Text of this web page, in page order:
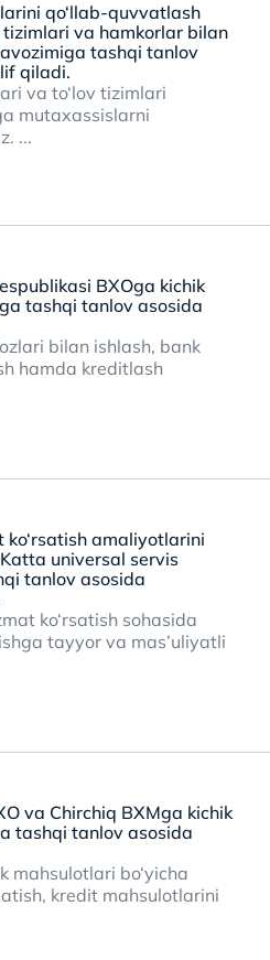
qo‘llab-quvvatlash
va hamkorlar bilan
tashqi tanlov
qiladi.
va to‘lov tizimlari
mutaxassislarni
...
BXOga kichik
tashqi tanlov asosida
bilan ishlash, bank
hamda kreditlash
ko‘rsatish amaliyotlarini
universal servis
tanlov asosida
ko‘rsatish sohasida
tayyor va mas’uliyatli
va Chirchiq BXMga kichik
tashqi tanlov asosida
mahsulotlari bo‘yicha
kredit mahsulotlarini